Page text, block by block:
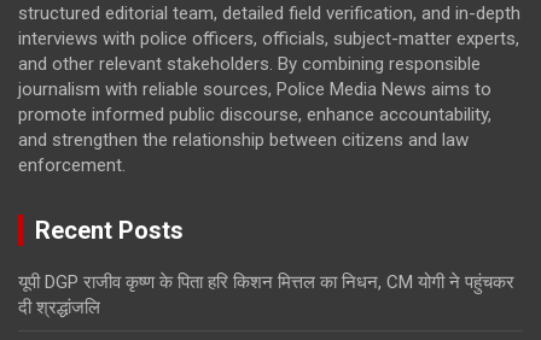
structured editorial team, detailed field verification, and in-depth
interviews with police officers, officials, subject-matter experts,
and other relevant stakeholders. By combining responsible
journalism with reliable sources, Police Media News aims to
promote informed public discourse, enhance accountability,
and strengthen the relationship between citizens and law
enforcement.
Recent Posts
यूपी DGP राजीव कृष्ण के पिता हरि किशन मित्तल का निधन, CM योगी ने पहुंचकर
दी श्रद्धांजलि